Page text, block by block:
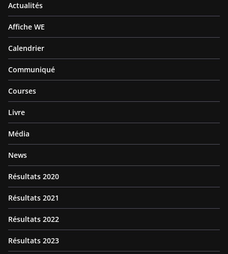
Actualités
Affiche WE
Calendrier
Communiqué
Courses
Livre
Média
News
Résultats 2020
Résultats 2021
Résultats 2022
Résultats 2023